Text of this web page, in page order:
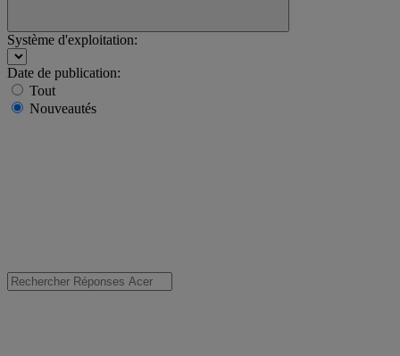
Système d'exploitation:
Date de publication:
Tout
Nouveautés